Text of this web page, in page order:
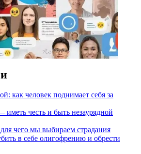
как человек поднимает себя за
иметь честь и быть незаурядной
чего мы выбираем страдания
в себе олигофрению и обрести